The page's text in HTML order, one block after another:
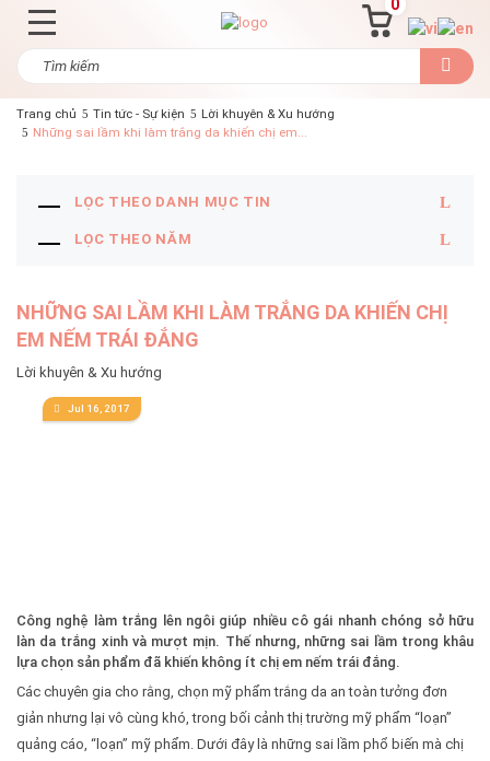
0
Trang chủ Tin tức - Sự kiện
Lời khuyên & Xu hướng
Những sai lầm khi làm trắng da khiến chị em...
LỌC THEO DANH MỤC TIN
LỌC THEO NĂM
NHỮNG SAI LẦM KHI LÀM TRẮNG DA KHIẾN CHỊ
EM NẾM TRÁI ĐẮNG
Lời khuyên & Xu hướng
Jul 16, 2017
Công nghệ làm trắng lên ngôi giúp nhiều cô gái nhanh chóng sở hữu
làn da trắng xinh và mượt mịn. Thế nhưng, những sai lầm trong khâu
lựa chọn sản phẩm đã khiến không ít chị em nếm trái đắng.
Các chuyên gia cho rằng, chọn mỹ phẩm trắng da an toàn tưởng đơn
giản nhưng lại vô cùng khó, trong bối cảnh thị trường mỹ phẩm “loạn”
quảng cáo, “loạn” mỹ phẩm. Dưới đây là những sai lầm phổ biến mà chị